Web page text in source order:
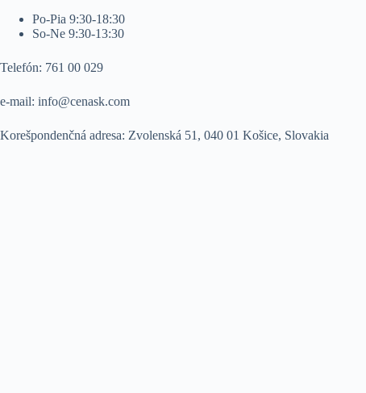
Po-Pia 9:30-18:30
So-Ne 9:30-13:30
Telefón: 761 00 029
e-mail: info@cenask.com
Korešpondenčná adresa: Zvolenská 51, 040 01 Košice, Slovakia